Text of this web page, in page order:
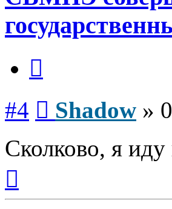
#4 Shadow »
Сколково, я иду
началу